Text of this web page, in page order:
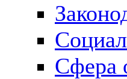
Сфера